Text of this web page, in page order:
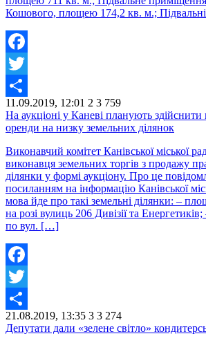
Кошового, площею 174,2 кв. м.;
Facebook
Twitter
Share
11.09.2019, 12:01 2 3 759
На аукціоні у Каневі планують
оренди на низку земельних ділянок
Виконавчий комітет Канівської міської
виконавця земельних торгів з продажу
ділянки у формі аукціону. Про це
посиланням на інформацію Канівської
мова йде про такі земельні ділянки: –
на розі вулиць 206 Дивізії та
по вул. […]
Facebook
Twitter
Share
21.08.2019, 13:35 3 3 274
Депутати дали «зелене світло»